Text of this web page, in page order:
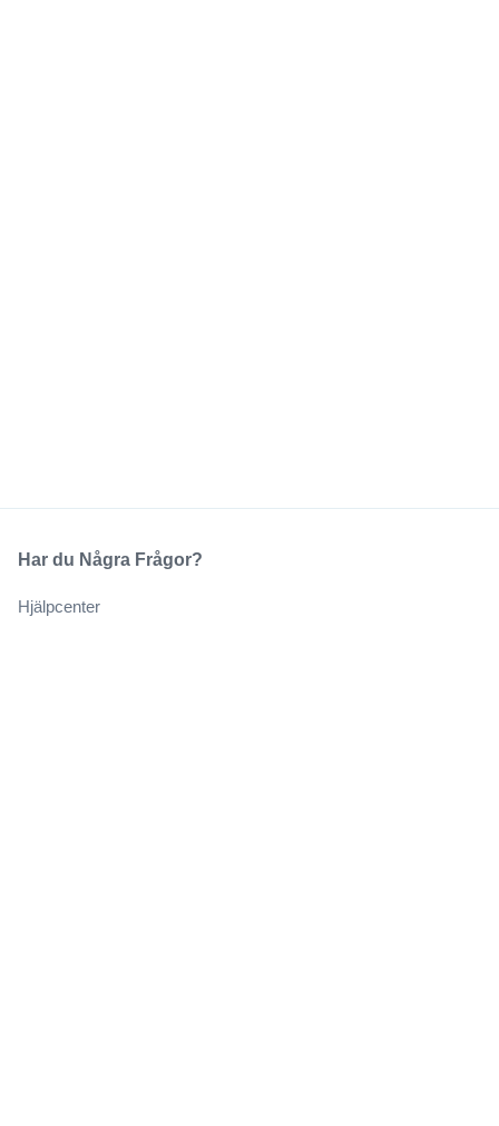
Har du Några Frågor?
Hjälpcenter